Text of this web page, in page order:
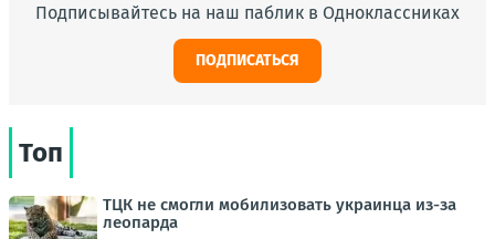
Подписывайтесь на наш паблик в Одноклассниках
ПОДПИСАТЬСЯ
Топ
ТЦК не смогли мобилизовать украинца из-за
леопарда